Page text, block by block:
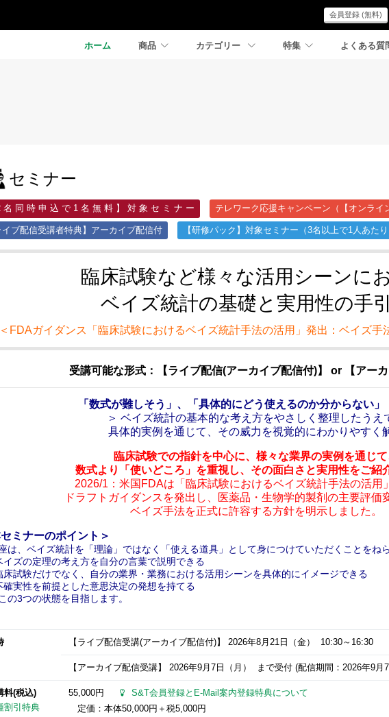
会員登録 (無料)
ホーム 商品 カテゴリー 特集 よくある質
セミナー
名 同 時 申 込 で 1 名 無 料 】 対 象 セ ミ ナ ー テレワーク応援キャンペーン（【オンライ
イブ配信受講者特典】アーカイブ配信付 【研修パック】対象セミナー（3名以上で1人あたり
臨床試験など様々な活用シーンに
ベイズ統計の基礎と実用性の手
FDAガイダンス「臨床試験におけるベイズ統計手法の活用」発出：ベイズ手
受講可能な形式：【ライブ配信(アーカイブ配信付)】 or 【アーカ
「数式が難しそう」、「具体的にどう使えるのか分からない」
＞ ベイズ統計の基本的な考え方をやさしく整理したうえ
具体的実例を通じて、その威力を視覚的にわかりやすく
臨床試験での指針を中心に、様々な業界の実例を通じて
数式より「使いどころ」を重視し、その面白さと実用性をご紹
2026/1：米国FDAは「臨床試験におけるベイズ統計手法の活用
ドラフトガイダンスを発出し、医薬品・生物学的製剤の主要評価
ベイズ手法を正式に許容する方針を明示しました。
ミナーのポイント＞
は、ベイズ統計を「理論」ではなく「使える道具」として身につけていただくことをね
イズの定理の考え方を自分の言葉で説明できる
床試験だけでなく、自分の業界・業務における活用シーンを具体的にイメージできる
確実性を前提とした意思決定の発想を持てる
3つの状態を目指します。
【ライブ配信受講(アーカイブ配信付)】 2026年8月21日 （金） 10:30～16:30
【アーカイブ配信受講】 2026年9月7日 （月） まで受付 (配信期間：2026年9月
料(税込)
割引特典
55,000円
S&T会員登録とE-Mail案内登録特典について
定価：本体50,000円＋税5,000円